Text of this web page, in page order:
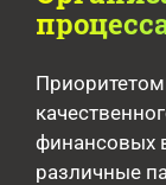
Приоритетом
финансовых
различные